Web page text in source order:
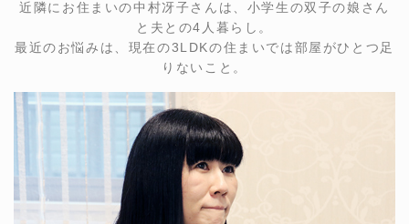
近隣にお住まいの中村冴子さんは、小学生の双子の娘さん
と夫との4人暮らし。
最近のお悩みは、現在の3LDKの住まいでは部屋がひとつ足
りないこと。